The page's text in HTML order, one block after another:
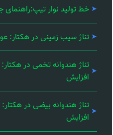
خط تولید نوار تیپ:راهنمای جامع از
تناژ سیب زمینی در هکتار:
تناژ هندوانه تخمی در
افزایش
تناژ هندوانه بیضی در
افزایش